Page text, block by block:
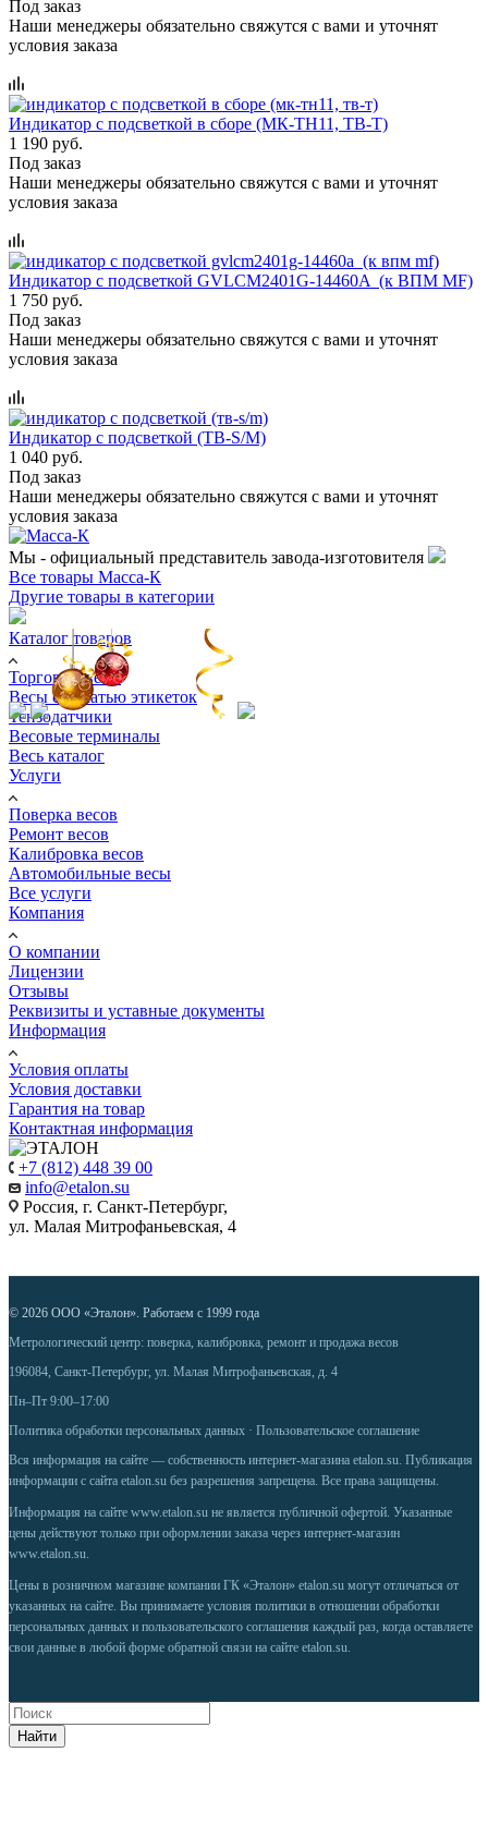
Под заказ
Наши менеджеры обязательно свяжутся с вами и уточнят
условия заказа
Индикатор с подсветкой в сборе (МК-ТН11, ТВ-Т)
1 190 руб.
Под заказ
Наши менеджеры обязательно свяжутся с вами и уточнят
условия заказа
Индикатор с подсветкой GVLCM2401G-14460A (к ВПМ MF)
1 750 руб.
Под заказ
Наши менеджеры обязательно свяжутся с вами и уточнят
условия заказа
Индикатор с подсветкой (ТВ-S/M)
1 040 руб.
Под заказ
Наши менеджеры обязательно свяжутся с вами и уточнят
условия заказа
Мы - официальный представитель завода-изготовителя
Все товары Масса-К
Другие товары в категории
Каталог товаров
Торговые весы
Весы с печатью этикеток
Тензодатчики
Весовые терминалы
Весь каталог
Услуги
Поверка весов
Ремонт весов
Калибровка весов
Автомобильные весы
Все услуги
Компания
О компании
Лицензии
Отзывы
Реквизиты и уставные документы
Информация
Условия оплаты
Условия доставки
Гарантия на товар
Контактная информация
+7 (812) 448 39 00
info@etalon.su
Россия, г. Санкт-Петербург,
ул. Малая Митрофаньевская, 4
© 2026 ООО «Эталон». Работаем с 1999 года
Метрологический центр: поверка, калибровка, ремонт и продажа весов
196084, Санкт-Петербург, ул. Малая Митрофаньевская, д. 4
Пн–Пт 9:00–17:00
Политика обработки персональных данных · Пользовательское соглашение
Вся информация на сайте — собственность интернет-магазина etalon.su. Публикация
информации с сайта etalon.su без разрешения запрещена. Все права защищены.
Информация на сайте www.etalon.su не является публичной офертой. Указанные
цены действуют только при оформлении заказа через интернет-магазин
www.etalon.su
Цены в розничном магазине компании ГК «Эталон» etalon.su могут отличаться от
указанных на сайте. Вы принимаете условия политики в отношении обработки
персональных данных и пользовательского соглашения каждый раз, когда оставляете
свои данные в любой форме обратной связи на сайте etalon.su.
Найти